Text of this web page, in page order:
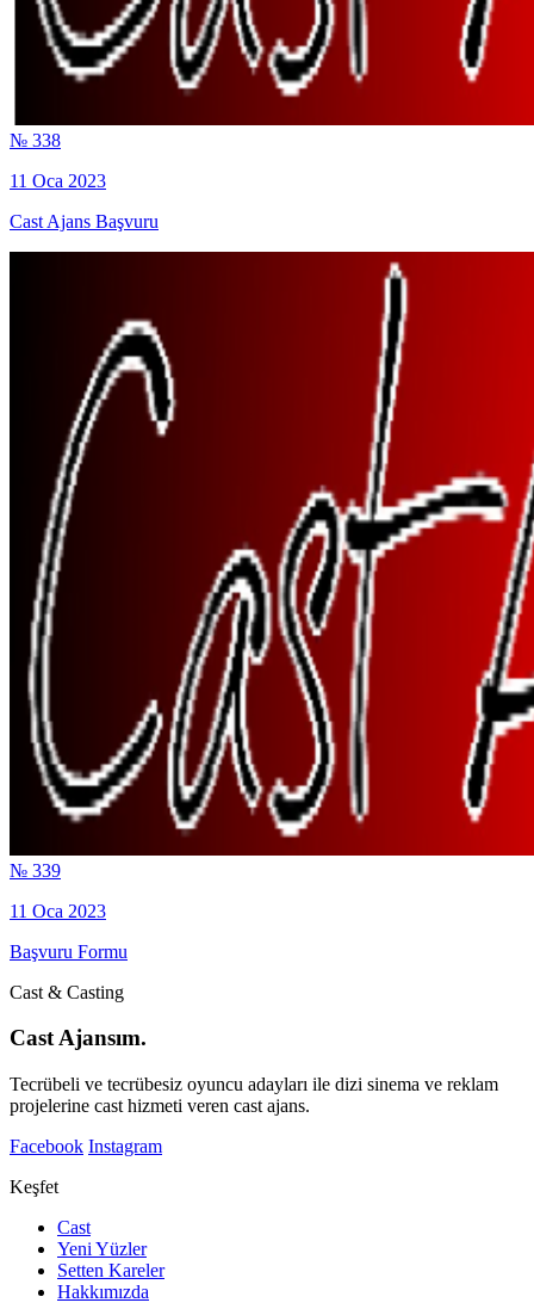
№ 338
11 Oca 2023
Cast Ajans Başvuru
№ 339
11 Oca 2023
Başvuru Formu
Cast & Casting
Cast Ajansım.
Tecrübeli ve tecrübesiz oyuncu adayları ile dizi sinema ve reklam
projelerine cast hizmeti veren cast ajans.
Facebook Instagram
Keşfet
Cast
Yeni Yüzler
Setten Kareler
Hakkımızda